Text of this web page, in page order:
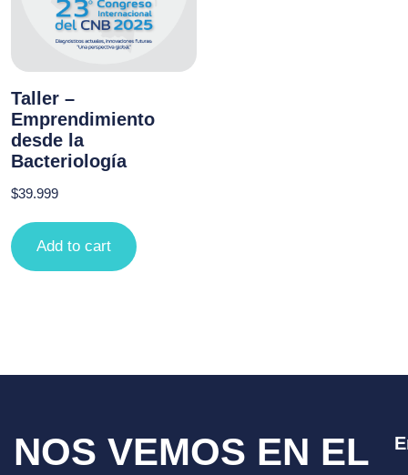
Taller –
Emprendimiento
desde la
Bacteriología
$39.999
Add to cart
NOS VEMOS EN EL